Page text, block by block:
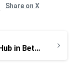
Share on X
CargoLine nimmt neues Hub in Betrieb